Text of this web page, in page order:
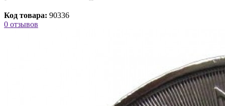
Код товара: 90336
0 отзывов